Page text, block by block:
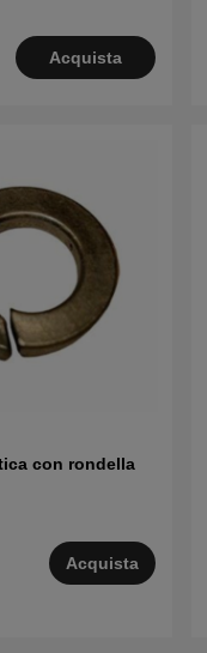
Acquista
con rondella
Acquista